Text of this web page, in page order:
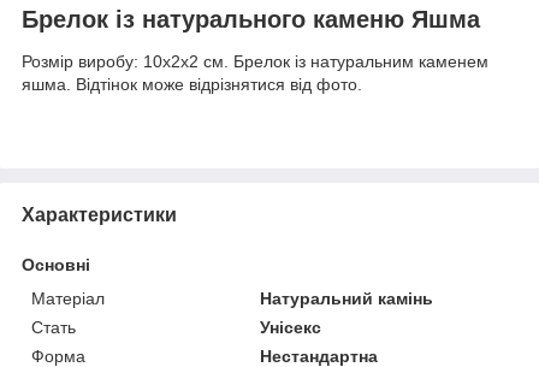
Брелок із натурального каменю Яшма
Розмір виробу: 10х2х2 см. Брелок із натуральним каменем
яшма. Відтінок може відрізнятися від фото.
Характеристики
Основні
Матеріал
Натуральний камінь
Стать
Унісекс
Форма
Нестандартна